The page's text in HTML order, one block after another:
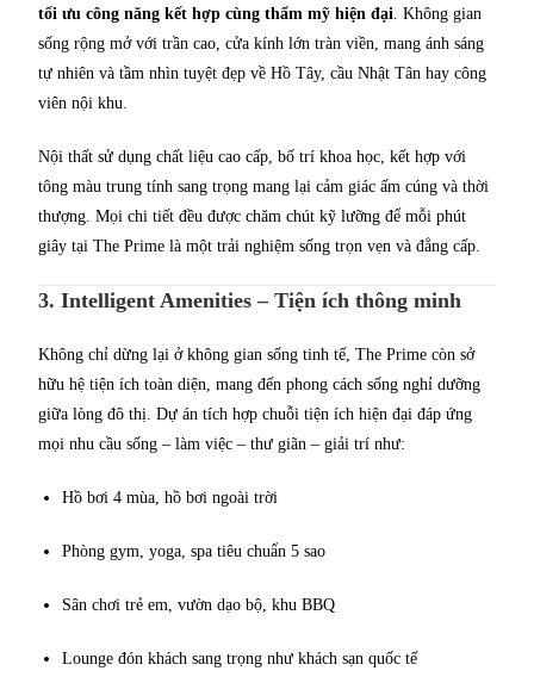
tối ưu công năng kết hợp cùng thẩm mỹ hiện đại . Không gian
sống rộng mở với trần cao, cửa kính lớn tràn viền, mang ánh sáng
tự nhiên và tầm nhìn tuyệt đẹp về Hồ Tây, cầu Nhật Tân hay công
viên nội khu.
Nội thất sử dụng chất liệu cao cấp, bố trí khoa học, kết hợp với
tông màu trung tính sang trọng mang lại cảm giác ấm cúng và thời
thượng. Mọi chi tiết đều được chăm chút kỹ lưỡng để mỗi phút
giây tại The Prime là một trải nghiệm sống trọn vẹn và đẳng cấp.
3. Intelligent Amenities – Tiện ích thông minh
Không chỉ dừng lại ở không gian sống tinh tế, The Prime còn sở
hữu hệ tiện ích toàn diện, mang đến phong cách sống nghỉ dưỡng
giữa lòng đô thị. Dự án tích hợp chuỗi tiện ích hiện đại đáp ứng
mọi nhu cầu sống – làm việc – thư giãn – giải trí như:
Hồ bơi 4 mùa, hồ bơi ngoài trời
Phòng gym, yoga, spa tiêu chuẩn 5 sao
Sân chơi trẻ em, vườn dạo bộ, khu BBQ
Lounge đón khách sang trọng như khách sạn quốc tế